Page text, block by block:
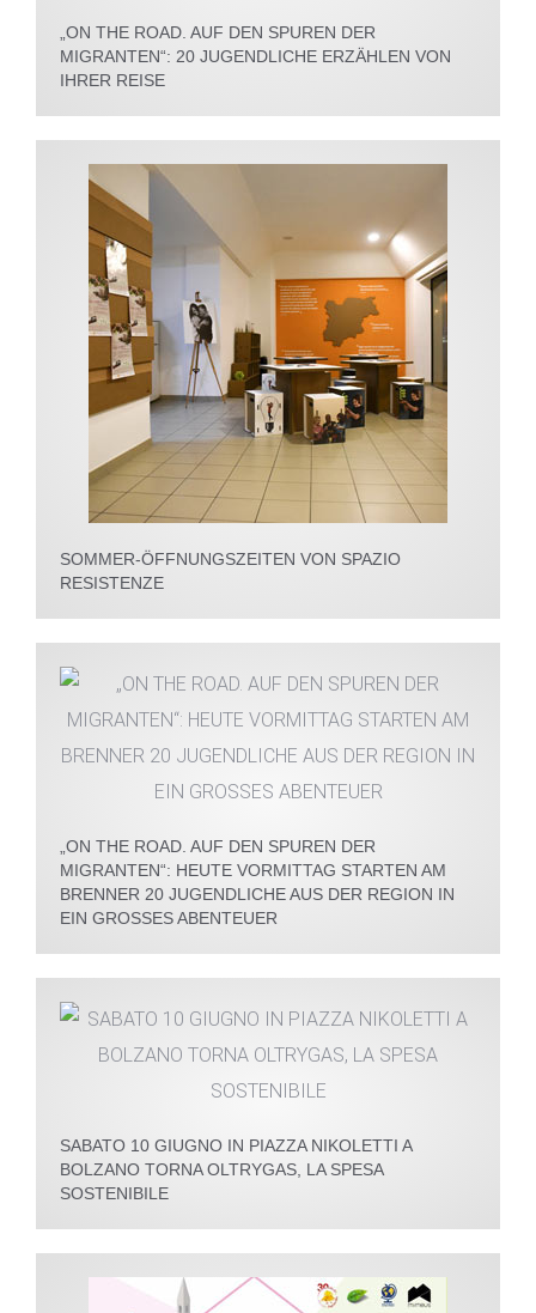
„ON THE ROAD. AUF DEN SPUREN DER
MIGRANTEN“: 20 JUGENDLICHE ERZÄHLEN VON
IHRER REISE
SOMMER-ÖFFNUNGSZEITEN VON SPAZIO
RESISTENZE
„ON THE ROAD. AUF DEN SPUREN DER
MIGRANTEN“: HEUTE VORMITTAG STARTEN AM
BRENNER 20 JUGENDLICHE AUS DER REGION IN
EIN GROSSES ABENTEUER
SABATO 10 GIUGNO IN PIAZZA NIKOLETTI A
BOLZANO TORNA OLTRYGAS, LA SPESA
SOSTENIBILE